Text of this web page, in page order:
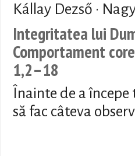
Kállay Dezső ·
Integritatea lui
Comportament
1,2–18
Înainte de a
să fac câteva